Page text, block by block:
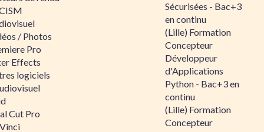
/ Photos
Pro
Effects
logiciels
Cut Pro
Sécurisées - Bac+3
en continu
(Lille) Formation
Concepteur
Développeur
d'Applications
Python - Bac+3 en
continu
(Lille) Formation
Concepteur